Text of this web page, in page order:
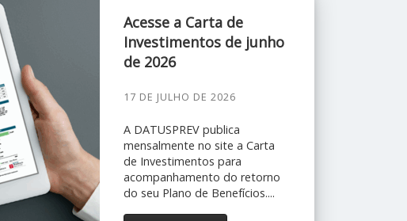
Acesse a Carta de
Investimentos de junho
de 2026
17 DE JULHO DE 2026
A DATUSPREV publica
mensalmente no site a Carta
de Investimentos para
acompanhamento do retorno
do seu Plano de Benefícios....